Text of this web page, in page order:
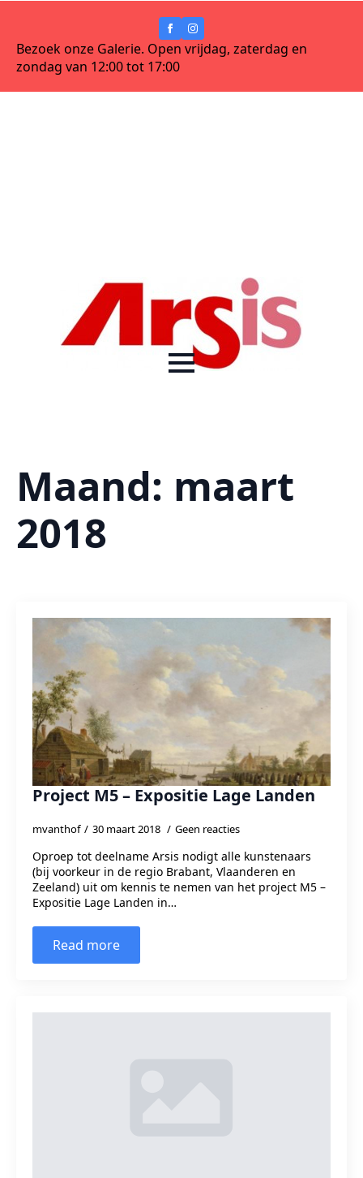
Bezoek onze Galerie. Open vrijdag, zaterdag en
zondag van 12:00 tot 17:00
Maand: maart
2018
Project M5 – Expositie Lage Landen
mvanthof 30 maart 2018 Geen reacties
Oproep tot deelname Arsis nodigt alle kunstenaars
(bij voorkeur in de regio Brabant, Vlaanderen en
Zeeland) uit om kennis te nemen van het project M5 –
Expositie Lage Landen in…
Read more